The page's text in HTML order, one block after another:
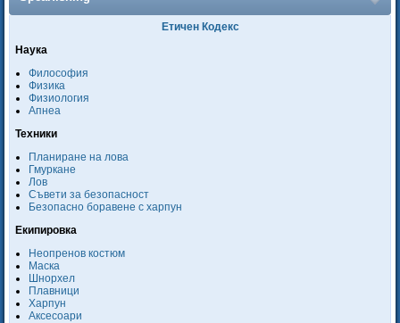
Етичен Кодекс
Наука
Философия
Физика
Физиология
Апнеа
Техники
Планиране на лова
Гмуркане
Лов
Съвети за безопасност
Безопасно боравене с харпун
Екипировка
Неопренов костюм
Маска
Шнорхел
Плавници
Харпун
Аксесоари